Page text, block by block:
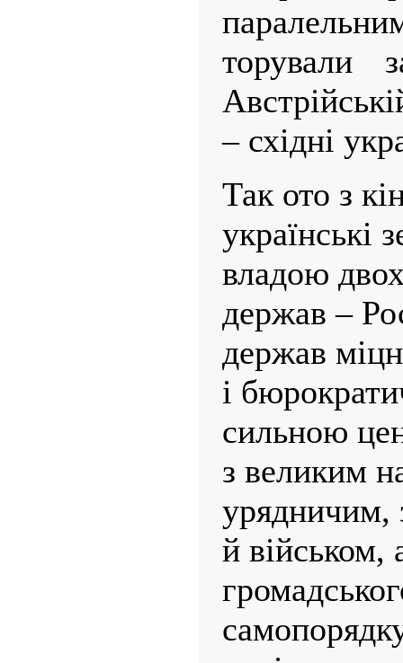
торували
– східні
Так ото з
українські
владою
держав –
держав
і
сильною
з великим
урядничим,
й військом,